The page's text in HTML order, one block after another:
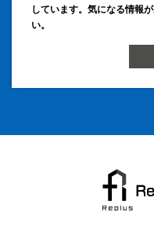
しています。気になる情報
い。